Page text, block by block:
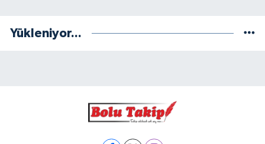
Yükleniyor...